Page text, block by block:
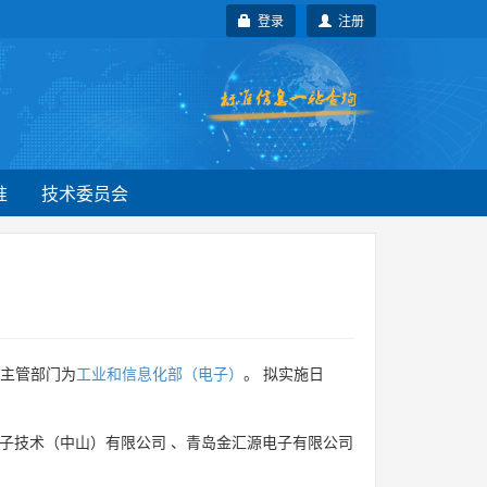
注册
登录
技术委员会
管部门为工业和信息化部（电子） 。 拟实施日
技术（中山）有限公司 、 青岛金汇源电子有限公司